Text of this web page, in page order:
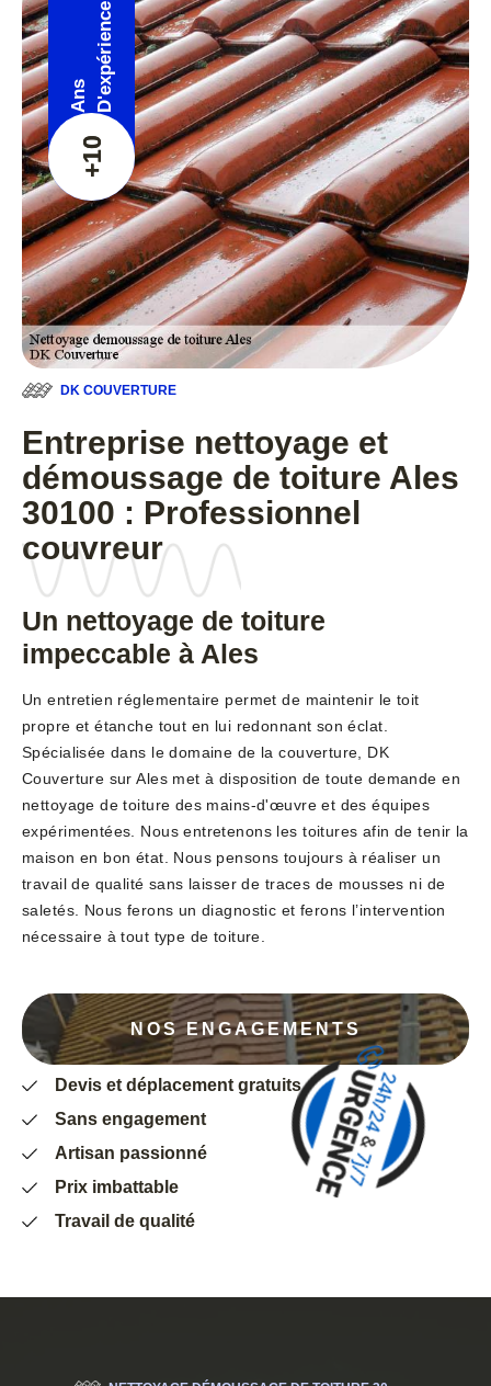
+10
Ans D'expérience
DK COUVERTURE
Entreprise nettoyage et
démoussage de toiture Ales
30100 : Professionnel
couvreur
Un nettoyage de toiture
impeccable à Ales
Un entretien réglementaire permet de maintenir le toit
propre et étanche tout en lui redonnant son éclat.
Spécialisée dans le domaine de la couverture, DK
Couverture sur Ales met à disposition de toute demande en
nettoyage de toiture des mains-d'œuvre et des équipes
expérimentées. Nous entretenons les toitures afin de tenir la
maison en bon état. Nous pensons toujours à réaliser un
travail de qualité sans laisser de traces de mousses ni de
saletés. Nous ferons un diagnostic et ferons l’intervention
nécessaire à tout type de toiture.
NOS ENGAGEMENTS
Devis et déplacement gratuits
Sans engagement
Artisan passionné
Prix imbattable
Travail de qualité